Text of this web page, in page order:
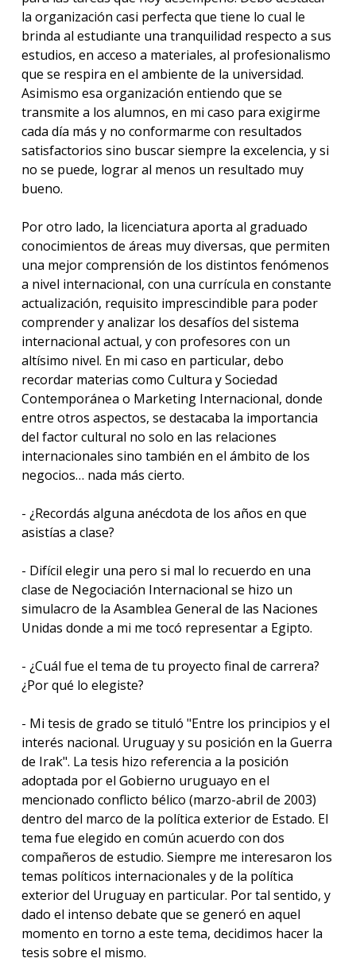
la organización casi perfecta que tiene lo cual le
brinda al estudiante una tranquilidad respecto a sus
estudios, en acceso a materiales, al profesionalismo
que se respira en el ambiente de la universidad.
Asimismo esa organización entiendo que se
transmite a los alumnos, en mi caso para exigirme
cada día más y no conformarme con resultados
satisfactorios sino buscar siempre la excelencia, y si
no se puede, lograr al menos un resultado muy
bueno.
Por otro lado, la licenciatura aporta al graduado
conocimientos de áreas muy diversas, que permiten
una mejor comprensión de los distintos fenómenos
a nivel internacional, con una currícula en constante
actualización, requisito imprescindible para poder
comprender y analizar los desafíos del sistema
internacional actual, y con profesores con un
altísimo nivel. En mi caso en particular, debo
recordar materias como Cultura y Sociedad
Contemporánea o Marketing Internacional, donde
entre otros aspectos, se destacaba la importancia
del factor cultural no solo en las relaciones
internacionales sino también en el ámbito de los
negocios… nada más cierto.
- ¿Recordás alguna anécdota de los años en que
asistías a clase?
- Difícil elegir una pero si mal lo recuerdo en una
clase de Negociación Internacional se hizo un
simulacro de la Asamblea General de las Naciones
Unidas donde a mi me tocó representar a Egipto.
- ¿Cuál fue el tema de tu proyecto final de carrera?
¿Por qué lo elegiste?
- Mi tesis de grado se tituló "Entre los principios y el
interés nacional. Uruguay y su posición en la Guerra
de Irak". La tesis hizo referencia a la posición
adoptada por el Gobierno uruguayo en el
mencionado conflicto bélico (marzo-abril de 2003)
dentro del marco de la política exterior de Estado. El
tema fue elegido en común acuerdo con dos
compañeros de estudio. Siempre me interesaron los
temas políticos internacionales y de la política
exterior del Uruguay en particular. Por tal sentido, y
dado el intenso debate que se generó en aquel
momento en torno a este tema, decidimos hacer la
tesis sobre el mismo.